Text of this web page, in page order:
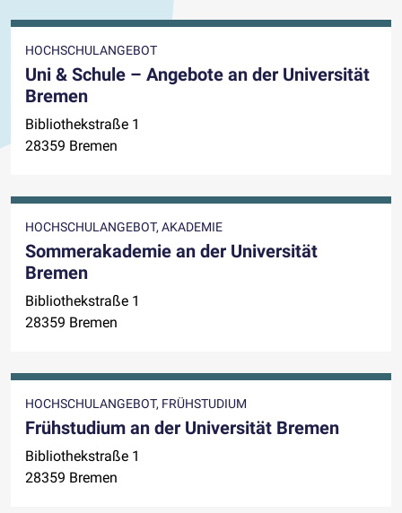
HOCHSCHULANGEBOT
Uni & Schule – Angebote an der Universität
Bremen
Bibliothekstraße 1
28359 Bremen
HOCHSCHULANGEBOT, AKADEMIE
Sommerakademie an der Universität
Bremen
Bibliothekstraße 1
28359 Bremen
HOCHSCHULANGEBOT, FRÜHSTUDIUM
Frühstudium an der Universität Bremen
Bibliothekstraße 1
28359 Bremen